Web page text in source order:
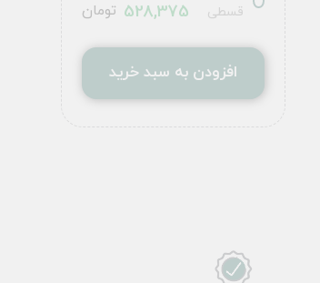
قسطی
528,375 تومان
افزودن به سبد خرید